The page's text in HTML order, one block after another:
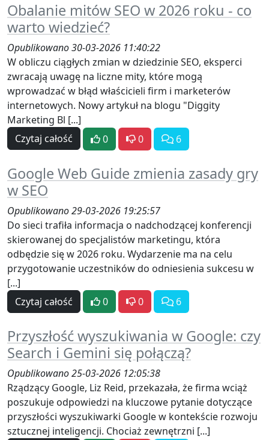
Obalanie mitów SEO w 2026 roku - co
warto wiedzieć?
Opublikowano 30-03-2026 11:40:22
W obliczu ciągłych zmian w dziedzinie SEO, eksperci
zwracają uwagę na liczne mity, które mogą
wprowadzać w błąd właścicieli firm i marketerów
internetowych. Nowy artykuł na blogu "Diggity
Marketing Bl [...]
Czytaj całość
0 0 6
Google Web Guide zmienia zasady gry
w SEO
Opublikowano 29-03-2026 19:25:57
Do sieci trafiła informacja o nadchodzącej konferencji
skierowanej do specjalistów marketingu, która
odbędzie się w 2026 roku. Wydarzenie ma na celu
przygotowanie uczestników do odniesienia sukcesu w
[...]
Czytaj całość
0 0 6
Przyszłość wyszukiwania w Google: czy
Search i Gemini się połączą?
Opublikowano 25-03-2026 12:05:38
Rządzący Google, Liz Reid, przekazała, że firma wciąż
poszukuje odpowiedzi na kluczowe pytanie dotyczące
przyszłości wyszukiwarki Google w kontekście rozwoju
sztucznej inteligencji. Chociaż zewnętrzni [...]